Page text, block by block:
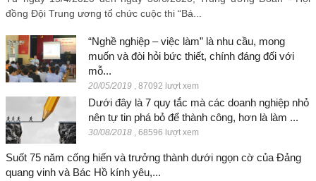
đồng Đội Trung ương tổ chức cuộc thi “Bá...
“Nghề nghiệp – việc làm” là nhu cầu, mong
muốn và đòi hỏi bức thiết, chính đáng đối với
mỗ...
20/05/2019 87092 lượt xem
Dưới đây là 7 quy tắc mà các doanh nghiệp nhỏ
nên tự tin phá bỏ để thành công, hơn là làm ...
30/08/2018 68596 lượt xem
Suốt 75 năm cống hiến và trưởng thành dưới ngọn cờ của Đảng
quang vinh và Bác Hồ kính yêu,...